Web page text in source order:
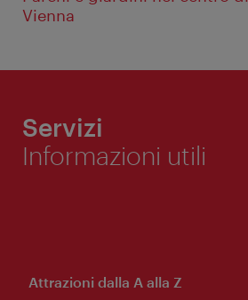
Vienna
Servizi
Informazioni utili
Attrazioni dalla A alla Z